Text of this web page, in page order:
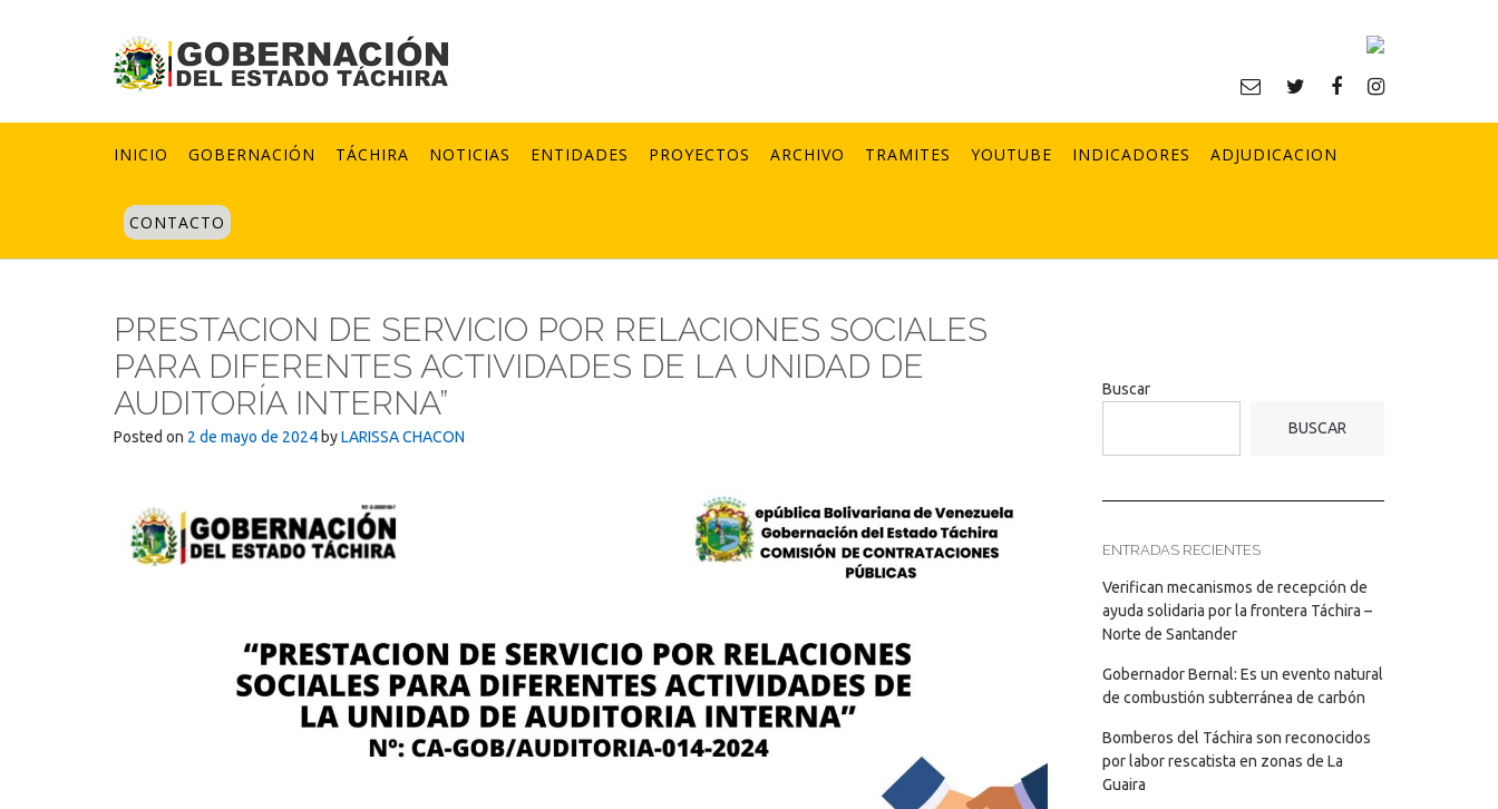
INICIO GOBERNACIÓN TÁCHIRA NOTICIAS ENTIDADES PROYECTOS ARCHIVO TRAMITES YOUTUBE INDICADORES ADJUDICACION
CONTACTO
PRESTACION DE SERVICIO POR RELACIONES SOCIALES
PARA DIFERENTES ACTIVIDADES DE LA UNIDAD DE
AUDITORÍA INTERNA”
Posted on 2 de mayo de 2024 byLARISSA CHACON
Buscar
BUSCAR
ENTRADAS RECIENTES
Verifican mecanismos de recepción de
ayuda solidaria por la frontera Táchira –
Norte de Santander
Gobernador Bernal: Es un evento natural
de combustión subterránea de carbón
Bomberos del Táchira son reconocidos
por labor rescatista en zonas de La
Guaira